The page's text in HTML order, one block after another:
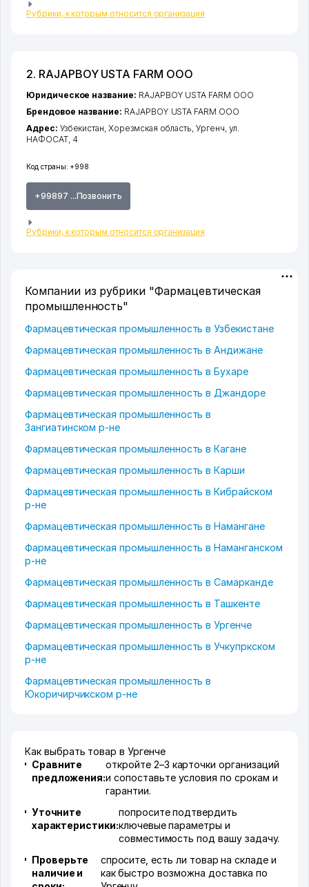
Рубрики, к которым относится организация
2. RAJAPBOY USTA FARM ООО
Код страны: +998
+99897 ...Позвонить
Рубрики, к которым относится организация
Юридическое название: RAJAPBOY USTA FARM ООО
Брендовое название: RAJAPBOY USTA FARM ООО
Адрес: Узбекистан,Хорезмская область,Ургенч, ул.
НАФОСАТ, 4
Компании из рубрики "Фармацевтическая
промышленность"
Фармацевтическая промышленность в Узбекистане
Фармацевтическая промышленность в Андижане
Фармацевтическая промышленность в Бухаре
Фармацевтическая промышленность в Джандоре
Фармацевтическая промышленность в
Зангиатинском р-не
Фармацевтическая промышленность в Кагане
Фармацевтическая промышленность в Карши
Фармацевтическая промышленность в Кибрайском
р-не
Фармацевтическая промышленность в Намангане
Фармацевтическая промышленность в Наманганском
р-не
Фармацевтическая промышленность в Самарканде
Фармацевтическая промышленность в Ташкенте
Фармацевтическая промышленность в Ургенче
Фармацевтическая промышленность в Учкупркском
р-не
Фармацевтическая промышленность в
Юкоричирчикском р-не
Как выбрать товар в Ургенче
Сравните
предложения:
откройте 2–3 карточки организаций
и сопоставьте условия по срокам и
гарантии.
Уточните
характеристики:
попросите подтвердить
ключевые параметры и
совместимость под вашу задачу.
Проверьте
наличие и
спросите, есть ли товар на складе и
как быстро возможна доставка по